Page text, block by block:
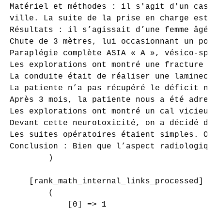
Matériel et méthodes : il s'agit d'un cas
ville. La suite de la prise en charge est
Résultats : il s’agissait d’une femme
Chute de 3 mètres, lui occasionnant un
Paraplégie complète ASIA « A », vésico-
Les explorations ont montré une fracture
La conduite était de réaliser une
La patiente n’a pas récupéré le déficit
Après 3 mois, la patiente nous a été
Les explorations ont montré un cal
Devant cette neurotoxicité, on a décidé
Les suites opératoires étaient simples.
Conclusion : Bien que l’aspect
        )
[rank_math_internal_links_processed]
        (
            [0] => 1